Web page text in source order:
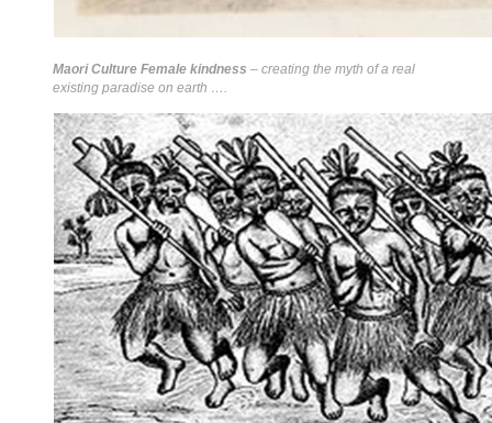
Maori Culture Female kindness – creating the myth of a real
existing paradise on earth ….